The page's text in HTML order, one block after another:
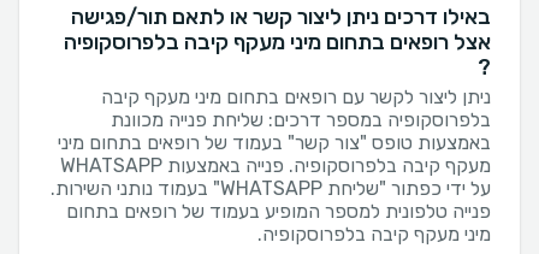
באילו דרכים ניתן ליצור קשר או לתאם תור/פגישה
אצל רופאים בתחום מיני מעקף קיבה בלפרוסקופיה
?
ניתן ליצור לקשר עם רופאים בתחום מיני מעקף קיבה
בלפרוסקופיה במספר דרכים: שליחת פנייה מכוונת
באמצעות טופס "צור קשר" בעמוד של רופאים בתחום מיני
מעקף קיבה בלפרוסקופיה. פנייה באמצעות WHATSAPP
על ידי כפתור "שליחת WHATSAPP" בעמוד נותני השירות.
פנייה טלפונית למספר המופיע בעמוד של רופאים בתחום
מיני מעקף קיבה בלפרוסקופיה.